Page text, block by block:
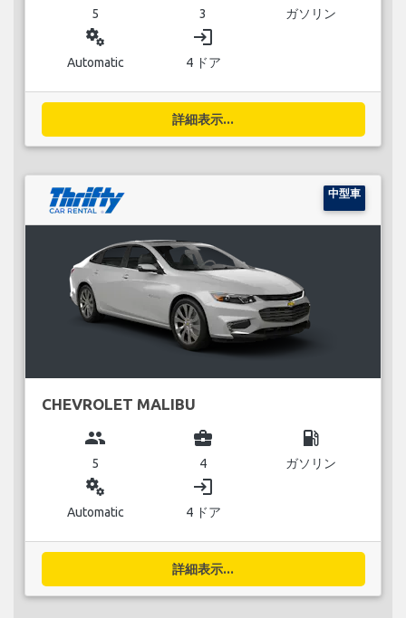
5 3 ガソリン
miscellaneous_services
Automatic
login
4 ドア
詳細表示...
中型車
CHEVROLET MALIBU
group
5
business_center
4
local_gas_station
ガソリン
miscellaneous_services
Automatic
login
4 ドア
詳細表示...